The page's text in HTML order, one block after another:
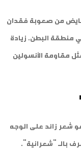
من صعوبة فقدان
منطقة البطن. زيادة
مقاومة الأنسولين
شعر زائد على الوجه
بالـ "شعرانية".